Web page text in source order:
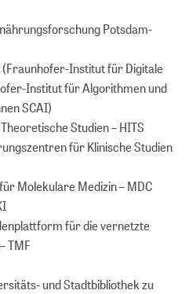
Potsdam-
Institut für Digitale
Institut für Algorithmen und
SCAI)
Studien – HITS
für Klinische Studien
Molekulare Medizin – MDC
für die vernetzte
TMF
und Stadtbibliothek zu